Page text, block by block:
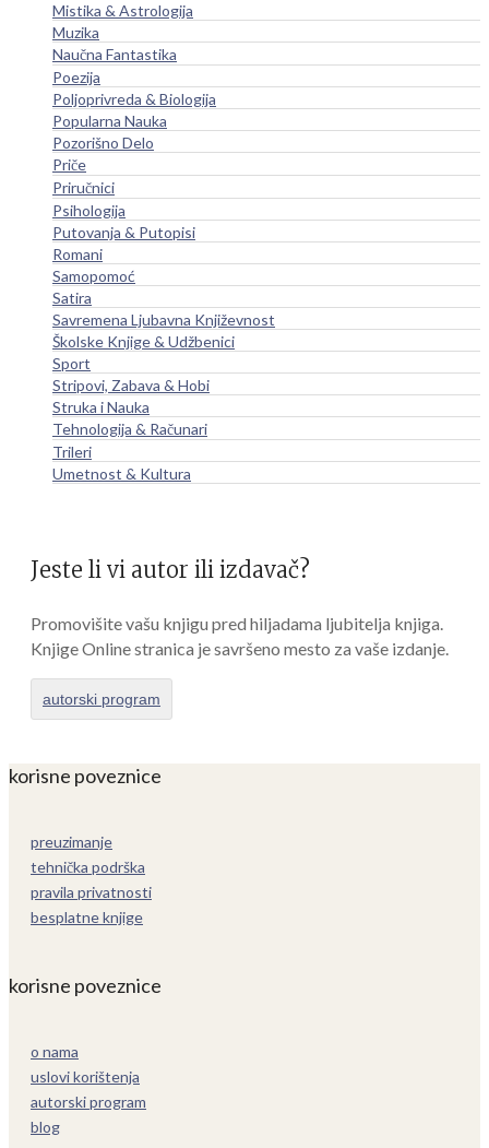
Mistika & Astrologija
Muzika
Naučna Fantastika
Poezija
Poljoprivreda & Biologija
Popularna Nauka
Pozorišno Delo
Priče
Priručnici
Psihologija
Putovanja & Putopisi
Romani
Samopomoć
Satira
Savremena Ljubavna Književnost
Školske Knjige & Udžbenici
Sport
Stripovi, Zabava & Hobi
Struka i Nauka
Tehnologija & Računari
Trileri
Umetnost & Kultura
Jeste li vi autor ili izdavač?
Promovišite vašu knjigu pred hiljadama ljubitelja knjiga.
Knjige Online stranica je savršeno mesto za vaše izdanje.
autorski program
korisne poveznice
preuzimanje
tehnička podrška
pravila privatnosti
besplatne knjige
korisne poveznice
o nama
uslovi korištenja
autorski program
blog